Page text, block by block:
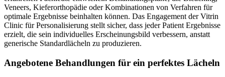
Veneers, Kieferorthopädie oder Kombinationen von Verfahren für
optimale Ergebnisse beinhalten können. Das Engagement der Vitrin
Clinic für Personalisierung stellt sicher, dass jeder Patient Ergebnisse
erzielt, die sein individuelles Erscheinungsbild verbessern, anstatt
generische Standardlächeln zu produzieren.
Angebotene Behandlungen für ein perfektes Lächeln